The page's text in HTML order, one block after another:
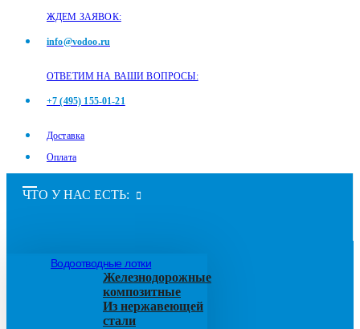
ЖДЕМ ЗАЯВОК:
info@vodoo.ru
ОТВЕТИМ НА ВАШИ ВОПРОСЫ:
+7 (495) 155-01-21
Доставка
Оплата
ЧТО У НАС ЕСТЬ:
Водоотводные лотки
Железнодорожные
композитные
Из нержавеющей
стали